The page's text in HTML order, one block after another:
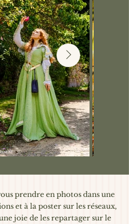
prendre en photos dans une
et à la poster sur les réseaux,
joie de les repartager sur le